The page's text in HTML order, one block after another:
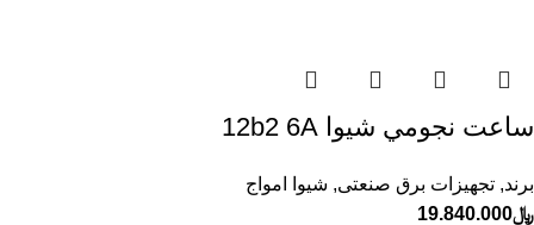
ساعت نجومي شيوا 12b2 6A
برند, تجهیزات برق صنعتی, شیوا امواج
﷼19.840.000